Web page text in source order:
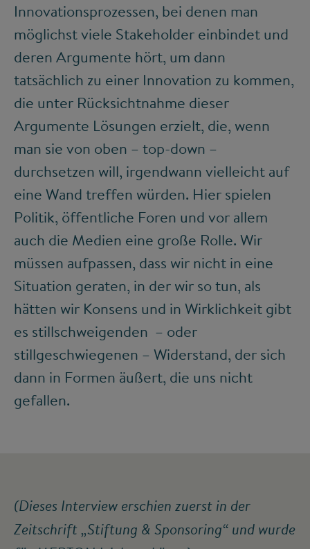
Innovationsprozessen, bei denen man
möglichst viele Stakeholder einbindet und
deren Argumente hört, um dann
tatsächlich zu einer Innovation zu kommen,
die unter Rücksichtnahme dieser
Argumente Lösungen erzielt, die, wenn
man sie von oben – top-down –
durchsetzen will, irgendwann vielleicht auf
eine Wand treffen würden. Hier spielen
Politik, öffentliche Foren und vor allem
auch die Medien eine große Rolle. Wir
müssen aufpassen, dass wir nicht in eine
Situation geraten, in der wir so tun, als
hätten wir Konsens und in Wirklichkeit gibt
es stillschweigenden – oder
stillgeschwiegenen – Widerstand, der sich
dann in Formen äußert, die uns nicht
gefallen.
(Dieses Interview erschien zuerst in der
Zeitschrift „Stiftung & Sponsoring“ und wurde